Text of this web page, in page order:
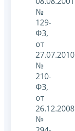
№
129-
ФЗ,
от
27.07.2010
№
210-
ФЗ,
от
26.12.2008
№